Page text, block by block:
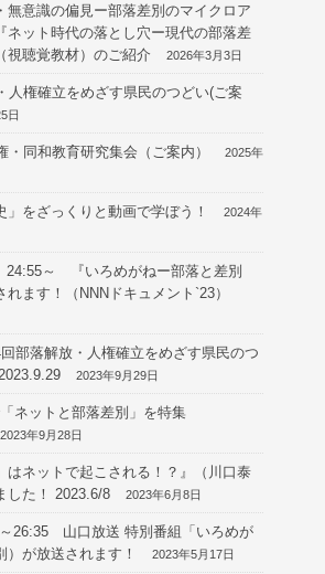
無意識の偏見ー部落差別のマイクロア
ネット時代の落とし穴ー現代の部落差
視聴覚教材）のご紹介
2026年3月3日
人権確立をめざす県民のつどい(ご案
日
・同和教育研究集会（ご案内）
2025年
」をざっくりと動画で学ぼう！
2024年
24:55～ 『いろめがねー部落と差別
ます！（NNNドキュメント`23）
部落解放・人権確立をめざす県民のつ
2023年9月29日
ネットと部落差別」を特集
2023年9月28日
はネットで起こされる！？』（川口泰
した！ 2023.6/8
2023年6月8日
26:35 山口放送 特別番組「いろめが
）が放送されます！
2023年5月17日